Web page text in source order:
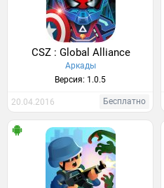
CSZ : Global Alliance
Аркады
Версия: 1.0.5
20.04.2016 Бесплатно